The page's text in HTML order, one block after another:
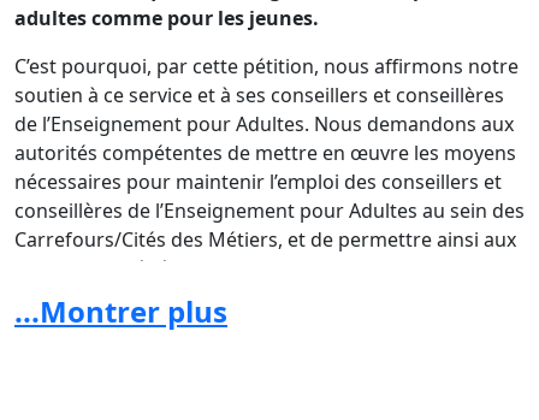
adultes comme pour les jeunes.
C’est pourquoi, par cette pétition, nous affirmons notre
soutien à ce service et à ses conseillers et conseillères
de l’Enseignement pour Adultes. Nous demandons aux
autorités compétentes de mettre en œuvre les moyens
nécessaires pour maintenir l’emploi des conseillers et
conseillères de l’Enseignement pour Adultes au sein des
Carrefours/Cités des Métiers, et de permettre ainsi aux
citoyens de bénéficier de leur expertise pour reprendre
un parcours qualifiant répondant aux attentes du
monde professionnel et des politiques.
...Montrer plus